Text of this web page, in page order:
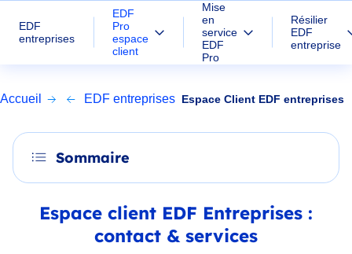
EDF
entreprises
EDF
Pro
espace
client
Mise
en
service
EDF
Pro
Résilier
EDF
entreprise
Accueil EDF entreprises Espace Client EDF entreprises
Sommaire
Espace client EDF Entreprises :
contact & services